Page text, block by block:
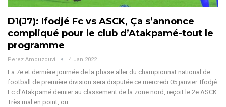
D1(J7): Ifodjé Fc vs ASCK, Ça s’annonce
compliqué pour le club d’Atakpamé-tout le
programme
Perez Amouzouvi 4 Jan 2022
La 7e et dernière journée de la phase aller du championnat national de
football de première division sera disputée ce mercredi 05 janvier. Ifodjé
Fc d'Atakpamé dernier au classement de la zone nord, reçoit le 2e ASCK.
Très mal en point, ou…